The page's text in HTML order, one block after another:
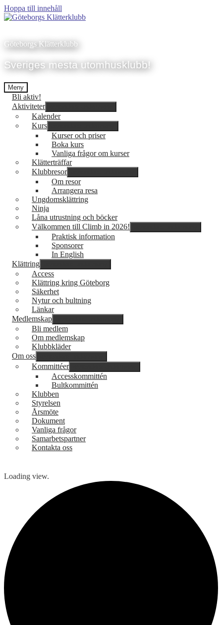
Hoppa till innehåll
Göteborgs Klätterklubb
Sveriges mesta utomhusklubb!
Meny
Bli aktiv!
Aktiviteter
Kalender
Kurs
Kurser och priser
Boka kurs
Vanliga frågor om kurser
Klätterträffar
Klubbresor
Om resor
Arrangera resa
Ungdomsklättring
Ninja
Låna utrustning och böcker
Välkommen till Climb in 2026!
Praktisk information
Sponsorer
In English
Klättring
Access
Klättring kring Göteborg
Säkerhet
Nytur och bultning
Länkar
Medlemskap
Bli medlem
Om medlemskap
Klubbkläder
Om oss
Kommittéer
Accesskommittén
Bultkommittén
Klubben
Styrelsen
Årsmöte
Dokument
Vanliga frågor
Samarbetspartner
Kontakta oss
Loading view.